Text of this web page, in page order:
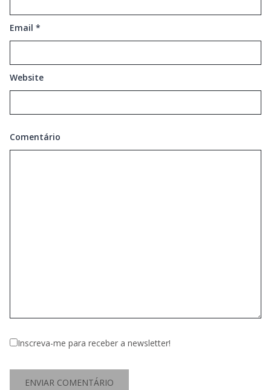
Email *
Website
Comentário
Inscreva-me para receber a newsletter!